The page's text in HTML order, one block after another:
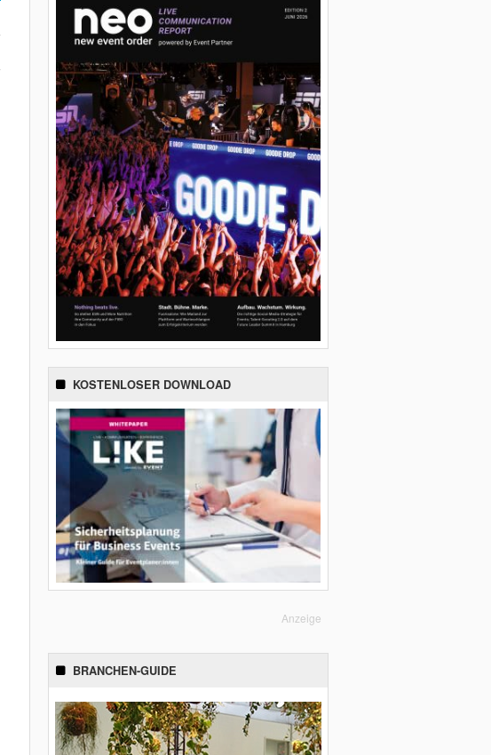
KOSTENLOSER DOWNLOAD
Anzeige
BRANCHEN-GUIDE